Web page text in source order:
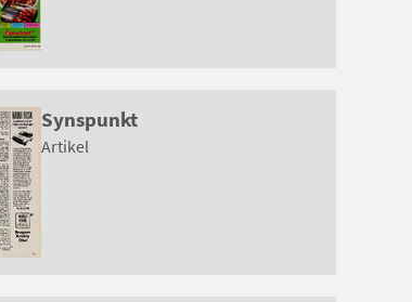
Synspunkt
Artikel